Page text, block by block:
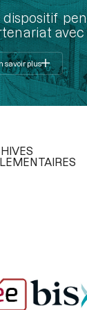
dispositif
avec
savoir plus